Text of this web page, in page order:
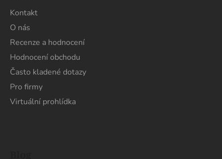
Kontakt
O nás
Recenze a hodnocení
Hodnocení obchodu
Často kladené dotazy
Pro firmy
Virtuální prohlídka